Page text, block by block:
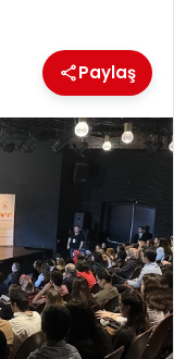
Paylaş